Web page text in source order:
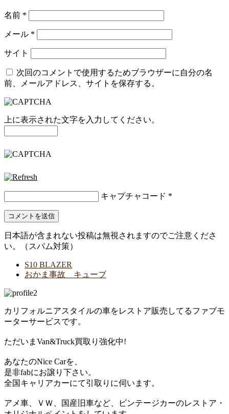
名前 *
メール *
サイト
次回のコメントで使用するためブラウザーに自分の名
前、メールアドレス、サイトを保存する。
上に表示された文字を入力してください。
キャプチャコード *
日本語が含まれない投稿は無視されますのでご注意くださ
い。（スパム対策）
S10 BLAZER
おかま事故 キューブ
カリフォルニアスタイルの車をレストア販売してるファブモ
ーターサービスです。
ただいまVan&Truck買取り強化中!
あなたのNice Carを、
是非fabにお譲り下さい。
全国キャリアカーにて引取りに伺います。
アメ車、ＶＷ、国産旧車など、ビンテージカーのレストア・